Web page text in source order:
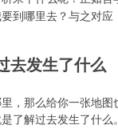
到哪里去？与之对应
去发生了什么
，那么给你一张地图
了解过去发生了什么。